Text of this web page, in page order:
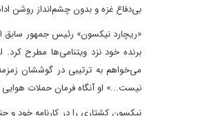
بی‌دفاع غزه و بدون چشم‌انداز روشن
برنده خود نزد ویتنامی‌ها مطرح
می‌خواهم به ترتیبی در گوششان
نیست...» او آنگاه فرمان حملات هوایی
نیکسون کشتاری را در کارنامه خود و